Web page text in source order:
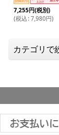
7,255円(税別)
(税込:7,980円)
カテゴリで
大型TV用